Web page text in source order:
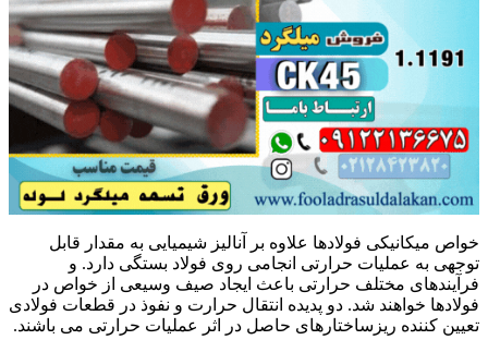
خواص میکانیکی فولادها علاوه بر آنالیز شیمیایی به مقدار قابل
توجهی به عملیات حرارتی انجامی روی فولاد بستگی دارد. و
فرآیندهای مختلف حرارتی باعث ایجاد صیف وسیعی از خواص در
فولادها خواهند شد. دو پدیده انتقال حرارت و نفوذ در قطعات فولادی
تعیین کننده ریزساختارهای حاصل در اثر عملیات حرارتی می باشند.